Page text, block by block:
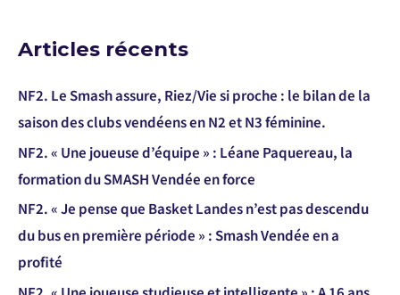
Articles récents
NF2. Le Smash assure, Riez/Vie si proche : le bilan de la
saison des clubs vendéens en N2 et N3 féminine.
NF2. « Une joueuse d’équipe » : Léane Paquereau, la
formation du SMASH Vendée en force
NF2. « Je pense que Basket Landes n’est pas descendu
du bus en première période » : Smash Vendée en a
profité